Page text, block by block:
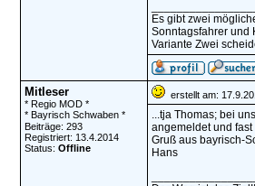
Es gibt zwei
Sonntagsfahrer und
Variante Zwei
Mitleser
* Regio MOD *
* Bayrisch Schwaben *
Beiträge: 293
Registriert: 13.4.2014
Status: Offline
erstellt am:
...tja Thomas; bei
angemeldet und
Gruß aus bayrisch-
Hans